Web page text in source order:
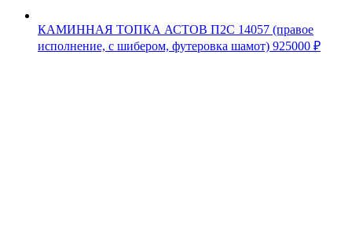
КАМИННАЯ ТОПКА АСТОВ П2С 14057 (правое
исполнение, с шибером, футеровка шамот) 925000 ₽